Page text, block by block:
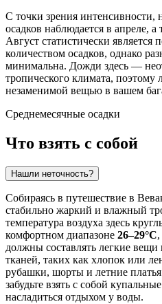
С точки зрения интенсивности,
осадков наблюдается в апреле,
Август статистически
количеством осадков, однако
минимальна. Дожди здесь —
тропического климата, поэтому
незаменимой вещью в вашем
Среднемесячные осадки
Что взять с собой
Нашли неточность?
Собираясь в путешествие в
стабильно жаркий и влажный
температура воздуха здесь
комфортном диапазоне 26–29°C
должны составлять легкие
тканей, таких как хлопок или
рубашки, шорты и летние
забудьте взять с собой
насладиться отдыхом у воды.